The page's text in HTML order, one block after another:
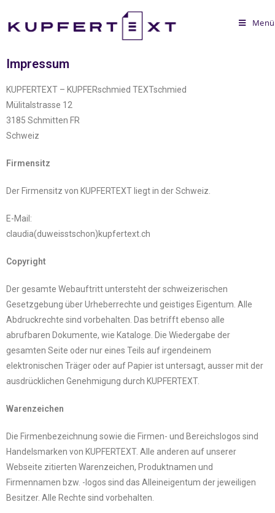
Menü
Impressum
KUPFERTEXT – KUPFERschmied TEXTschmied
Mülitalstrasse 12
3185 Schmitten FR
Schweiz
Firmensitz
Der Firmensitz von KUPFERTEXT liegt in der Schweiz.
E-Mail:
claudia(duweisstschon)kupfertext.ch
Copyright
Der gesamte Webauftritt untersteht der schweizerischen
Gesetzgebung über Urheberrechte und geistiges Eigentum. Alle
Abdruckrechte sind vorbehalten. Das betrifft ebenso alle
abrufbaren Dokumente, wie Kataloge. Die Wiedergabe der
gesamten Seite oder nur eines Teils auf irgendeinem
elektronischen Träger oder auf Papier ist untersagt, ausser mit der
ausdrücklichen Genehmigung durch KUPFERTEXT.
Warenzeichen
Die Firmenbezeichnung sowie die Firmen- und Bereichslogos sind
Handelsmarken von KUPFERTEXT. Alle anderen auf unserer
Webseite zitierten Warenzeichen, Produktnamen und
Firmennamen bzw. -logos sind das Alleineigentum der jeweiligen
Besitzer. Alle Rechte sind vorbehalten.